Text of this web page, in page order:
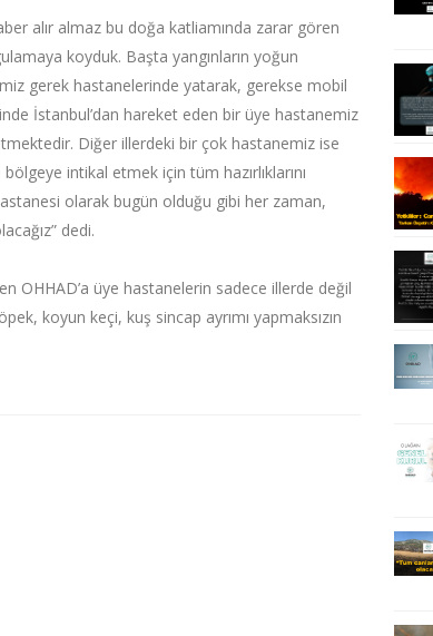
alır almaz bu doğa katliamında zarar gören
koyduk. Başta yangınların yoğun
gerek hastanelerinde yatarak, gerekse mobil
İstanbul’dan hareket eden bir üye hastanemiz
Diğer illerdeki bir çok hastanemiz ise
intikal etmek için tüm hazırlıklarını
olarak bugün olduğu gibi her zaman,
dedi.
OHHAD’a üye hastanelerin sadece illerde değil
koyun keçi, kuş sincap ayrımı yapmaksızın